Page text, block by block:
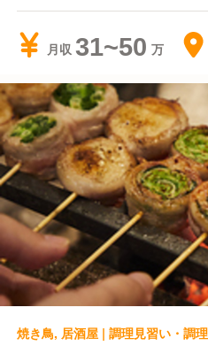
月収 31~50
焼き鳥, 居酒屋 | 調理見習い・調